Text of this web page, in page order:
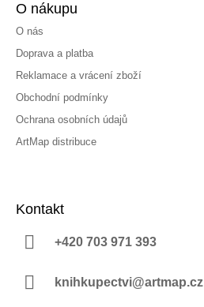
O nákupu
O nás
Doprava a platba
Reklamace a vrácení zboží
Obchodní podmínky
Ochrana osobních údajů
ArtMap distribuce
Kontakt
+420 703 971 393
knihkupectvi@artmap.cz